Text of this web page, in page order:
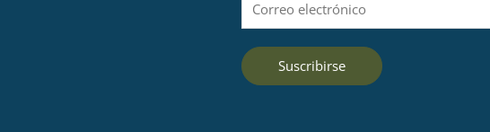
e
o
r
Suscribirse